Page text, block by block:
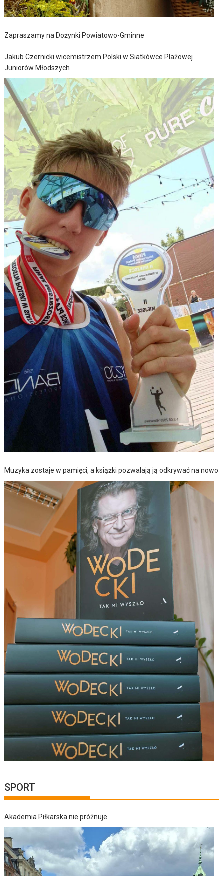
Zapraszamy na Dożynki Powiatowo-Gminne
Jakub Czernicki wicemistrzem Polski w Siatkówce Plażowej
Juniorów Młodszych
Muzyka zostaje w pamięci, a książki pozwalają ją odkrywać na nowo
SPORT
Akademia Piłkarska nie próżnuje